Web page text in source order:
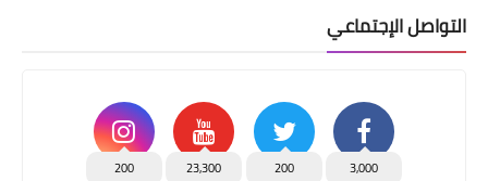
التواصل الإجتماعي
3,000
200
23,300
200